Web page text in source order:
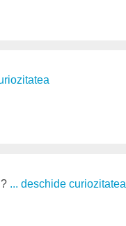
... deschide curiozitatea